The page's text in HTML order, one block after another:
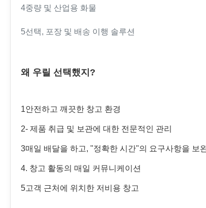
4중량 및 산업용 화물
5선택, 포장 및 배송 이행 솔루션
왜 우릴 선택했지?
1안전하고 깨끗한 창고 환경
2- 제품 취급 및 보관에 대한 전문적인 관리
3매일 배달을 하고, "정확한 시간"의 요구사항을 보
4. 창고 활동의 매일 커뮤니케이션
5고객 근처에 위치한 저비용 창고